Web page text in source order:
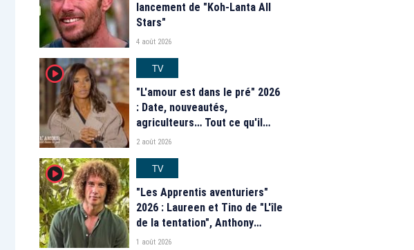
lancement de "Koh-Lanta All
Stars"
4 août 2026
player2
TV
"L'amour est dans le pré" 2026
: Date, nouveautés,
agriculteurs… Tout ce qu'il
faut savoir sur la saison 21 du
2 août 2026
player2
TV
"Les Apprentis aventuriers"
2026 : Laureen et Tino de "L'île
de la tentation", Anthony
Matéo, Jade Leboeuf... Le
1 août 2026